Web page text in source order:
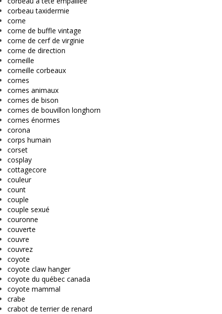
corbeau taxidermie
corne
corne de buffle vintage
corne de cerf de virginie
corne de direction
corneille
corneille corbeaux
cornes
cornes animaux
cornes de bison
cornes de bouvillon longhorn
cornes énormes
corona
corps humain
corset
cosplay
cottagecore
couleur
count
couple
couple sexué
couronne
couverte
couvre
couvrez
coyote
coyote claw hanger
coyote du québec canada
coyote mammal
crabe
crabot de terrier de renard